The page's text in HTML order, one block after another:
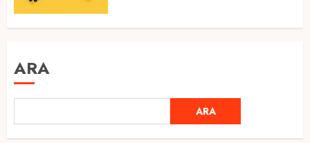
ARA
ARA